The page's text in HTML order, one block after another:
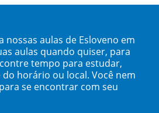
nossas aulas de Esloveno em
aulas quando quiser, para
tempo para estudar,
horário ou local. Você nem
se encontrar com seu